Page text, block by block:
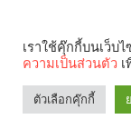
เราใช้คุ๊กกี้บนเว็บ
ความเป็นส่วนตัว
ตัวเลือกคุ๊กกี้